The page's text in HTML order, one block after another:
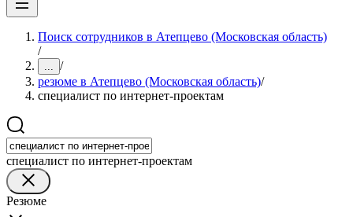
Поиск сотрудников в Атепцево (Московская область)
/
... /
резюме в Атепцево (Московская область)/
специалист по интернет-проектам
специалист по интернет-проектам
Резюме